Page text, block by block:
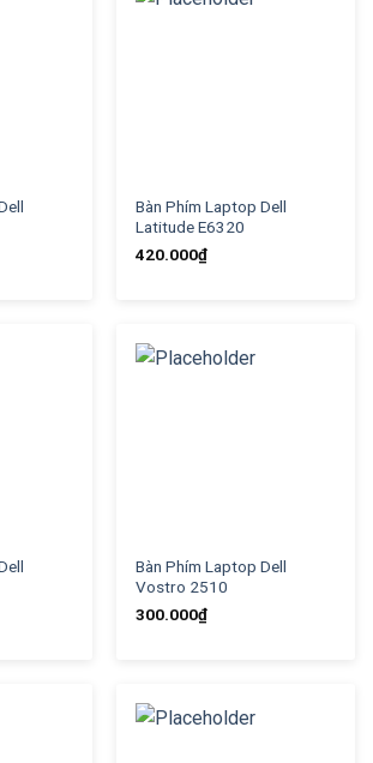
Bàn Phím Laptop Dell
Latitude E6320
420.000₫
Bàn Phím Laptop Dell
Vostro 2510
300.000₫